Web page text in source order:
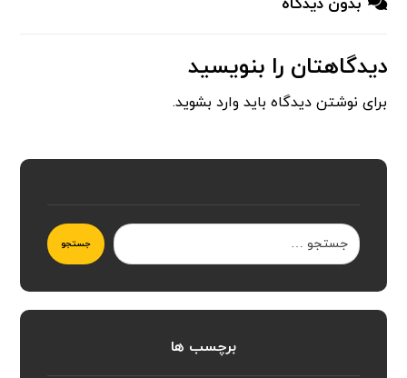
دیدگاهتان را بنویسید
برای نوشتن دیدگاه باید وارد بشوید.
جستجو
برچسب ها